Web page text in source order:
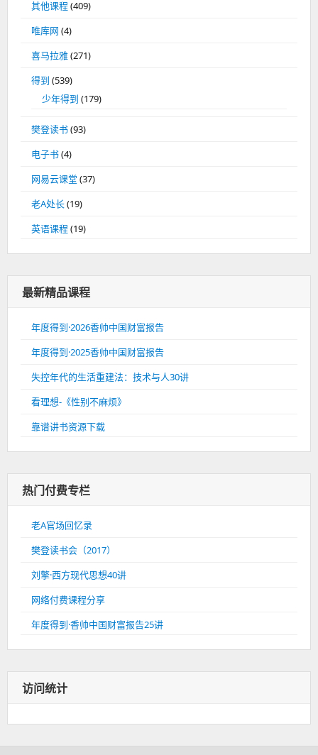
其他课程(409)
唯库网 (4)
喜马拉雅(271)
得到 (539)
少年得到 (179)
樊登读书(93)
电子书(4)
网易云课堂 (37)
老A处长(19)
英语课程(19)
最新精品课程
年度得到·2026香帅中国财富报告
年度得到·2025香帅中国财富报告
失控年代的生活重建法：技术与人30讲
看理想-《性别不麻烦》
靠谱讲书资源下载
热门付费专栏
老A官场回忆录
樊登读书会（2017）
刘擎·西方现代思想40讲
网络付费课程分享
年度得到·香帅中国财富报告25讲
访问统计